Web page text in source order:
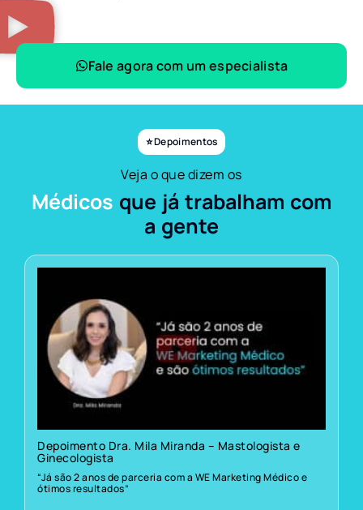
Fale agora com um especialista
⭐ Depoimentos
Veja o que dizem os
Médicos que já trabalham com
a gente
Depoimento Dra. Mila Miranda – Mastologista e
Ginecologista
“Já são 2 anos de parceria com a WE Marketing Médico e
ótimos resultados”